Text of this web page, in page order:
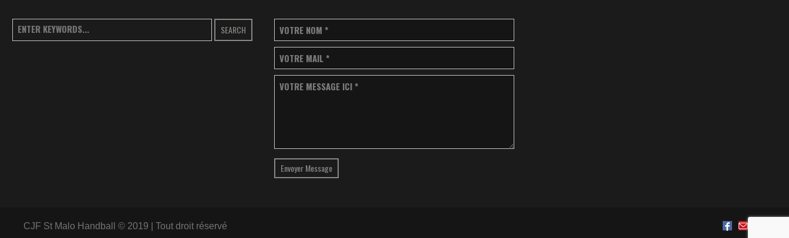
SEARCH VOTRE NOM *
VOTRE MAIL *
VOTRE MESSAGE ICI *
Envoyer Message
CJF St Malo Handball © 2019 | Tout droit réservé